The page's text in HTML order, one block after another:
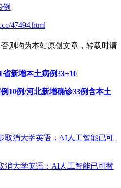
例
47494.html
则均为本站原创文章，转载时请
省新增本土病例33+10
10例/河北新增确诊33例含本土
消大学英语：AI人工智能已可替